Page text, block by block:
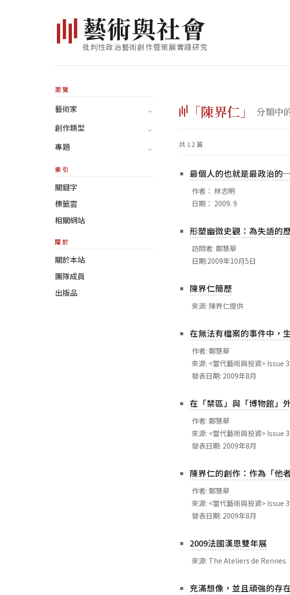
藝術與社會
批判性政治藝術創作暨策展實踐研究
瀏覽
藝術家
創作類型
專題
索引
關鍵字
標籤雲
相關網站
關於
關於本站
團隊成員
出版品
「陳界仁」 分類中
共 12 篇
最個人的也就是最政治的
作者： 林志明
日期： 2009. 9
形塑幽微史觀：為失語的
訪問者: 鄭慧華
日期:2009年10月5日
陳界仁簡歷
來源: 陳界仁提供
在無法有檔案的事件中，
作者: 鄭慧華
來源: <當代藝術與投資> Issue
發表日期: 2009年8月
在「禁區」與「博物館」
作者: 鄭慧華
來源: <當代藝術與投資> Issue
發表日期: 2009年8月
陳界仁的創作：作為「他
作者: 鄭慧華
來源: <當代藝術與投資> Issue
發表日期: 2009年8月
2009法國漢恩雙年展
來源: The Ateliers de Rennes
充滿想像，並且頑強的存